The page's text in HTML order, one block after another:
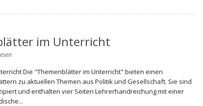
im Unterricht
Die "Themenblätter im Unterricht" bieten einen
zu aktuellen Themen aus Politik und Gesellschaft. Sie sind
und enthalten vier Seiten Lehrerhandreichung mit einer